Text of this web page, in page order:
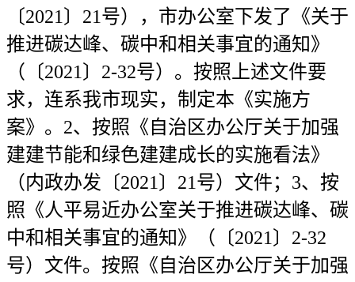
〔2021〕21号），市办公室下发了《关于
推进碳达峰、碳中和相关事宜的通知》
（〔2021〕2-32号）。按照上述文件要
求，连系我市现实，制定本《实施方
案》。2、按照《自治区办公厅关于加强
建建节能和绿色建建成长的实施看法》
（内政办发〔2021〕21号）文件；3、按
照《人平易近办公室关于推进碳达峰、碳
中和相关事宜的通知》（〔2021〕2-32
号）文件。按照《自治区办公厅关于加强